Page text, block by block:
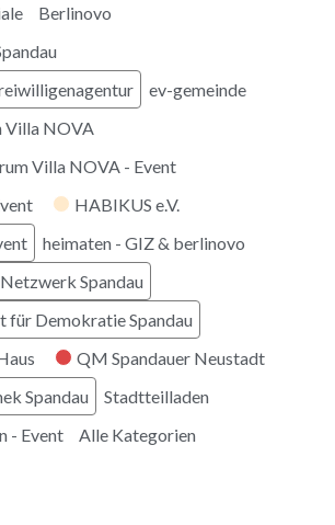
Berlinovo
ev-gemeinde
Villa NOVA
Villa NOVA - Event
HABIKUS e.V.
heimaten - GIZ & berlinovo
Netzwerk Spandau
für Demokratie Spandau
QM Spandauer Neustadt
Spandau
Stadtteilladen
- Event
Alle Kategorien